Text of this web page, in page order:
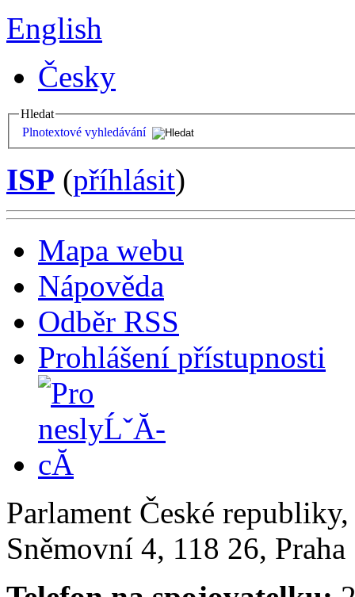
English
Česky
Hledat
Plnotextové vyhledávání
ISP (příhlásit)
Mapa webu
Nápověda
Odběr RSS
Prohlášení přístupnosti
Parlament České
Sněmovní 4, 118 26,